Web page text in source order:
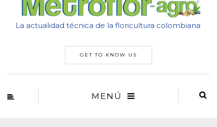
La actualidad técnica de la floricultura colombiana
GET TO KNOW US
MENÚ